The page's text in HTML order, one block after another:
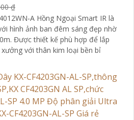
₫
A Hồng Ngoại Smart IR là
hình ảnh ban đêm sáng đẹp nhờ
lắp
với thân kim loại bền bỉ